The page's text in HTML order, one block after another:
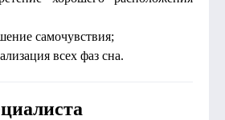
самочувствия;
всех фаз сна.